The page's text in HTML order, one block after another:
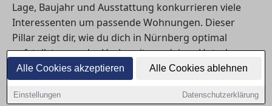
Alle Cookies akzeptieren Alle Cookies ablehnen
Einstellungen Datenschutzerklärung
Lage, Baujahr und Ausstattung konkurrieren viele
Interessenten um passende Wohnungen. Dieser
Pillar zeigt dir, wie du dich in Nürnberg optimal
aufstellst – von der Vorbereitung deiner Unterlagen
bis zu fairen Konditionen bei Kaution und
Nebenkosten. So erhöhst du die Chancen auf deinen
Zuschlag in Nürnberg.